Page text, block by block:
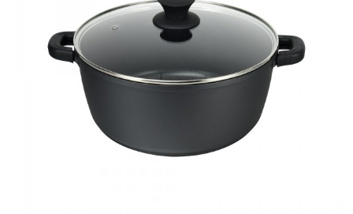
Cacerola
al.fund.premium
alta piedra 20
S : 25,51€
abitual
Cacerola
al.fund.premium
alta piedra 24
Cacerola
al.fund.premium
alta piedra 28
Precio ocio: 42,56€
: 71,78€
Cacerola
al.fund.premium
alta piedra 32